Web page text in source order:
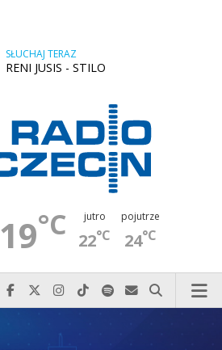
SŁUCHAJ TERAZ
RENI JUSIS - STILO
19°C jutro
22°C
pojutrze
24°C
Najlepiej po prostu do nas zadzwoń
Odwiedź nas na Facebook-u
Odwiedź nas na X
Odwiedź nas na Instagram-ie
Odwiedź nas na TikTok-u
Szukaj nas na Spotify
Wyślij do nas
Szukaj